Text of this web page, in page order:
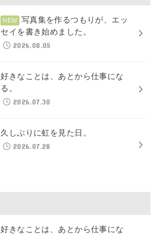
写真集を作るつもりが、エッ
セイを書き始めました。
2026.08.05
好きなことは、あとから仕事にな
る。
2026.07.30
久しぶりに虹を見た日。
2026.07.28
好きなことは、あとから仕事にな